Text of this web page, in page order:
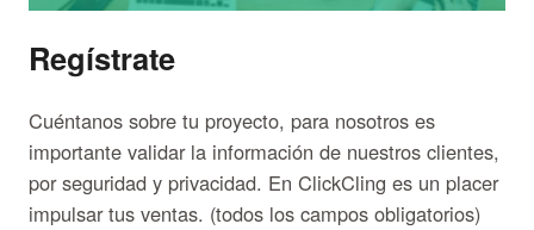
Regístrate
Cuéntanos sobre tu proyecto, para nosotros es
importante validar la información de nuestros clientes,
por seguridad y privacidad. En ClickCling es un placer
impulsar tus ventas. (todos los campos obligatorios)